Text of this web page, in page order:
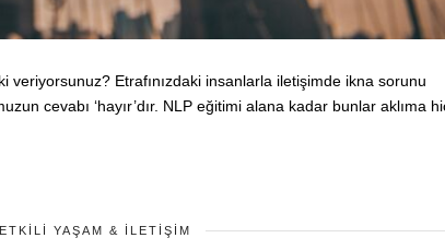
Etrafınızdaki insanlarla iletişimde ikna sorunu
cevabı ‘hayır’dır. NLP eğitimi alana kadar bunlar aklıma
ETKILI YAŞAM & İLETIŞIM